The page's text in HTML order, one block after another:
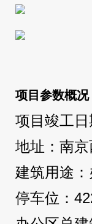
项目参数概况
项目竣工
地址：南
建筑用途
停车位：